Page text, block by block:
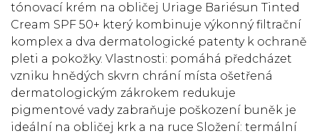
tónovací krém na obličej Uriage Bariésun Tinted
Cream SPF 50+ který kombinuje výkonný filtrační
komplex a dva dermatologické patenty k ochraně
pleti a pokožky. Vlastnosti: pomáhá předcházet
vzniku hnědých skvrn chrání místa ošetřená
dermatologickým zákrokem redukuje
pigmentové vady zabraňuje poškození buněk je
ideální na obličej krk a na ruce Složení: termální